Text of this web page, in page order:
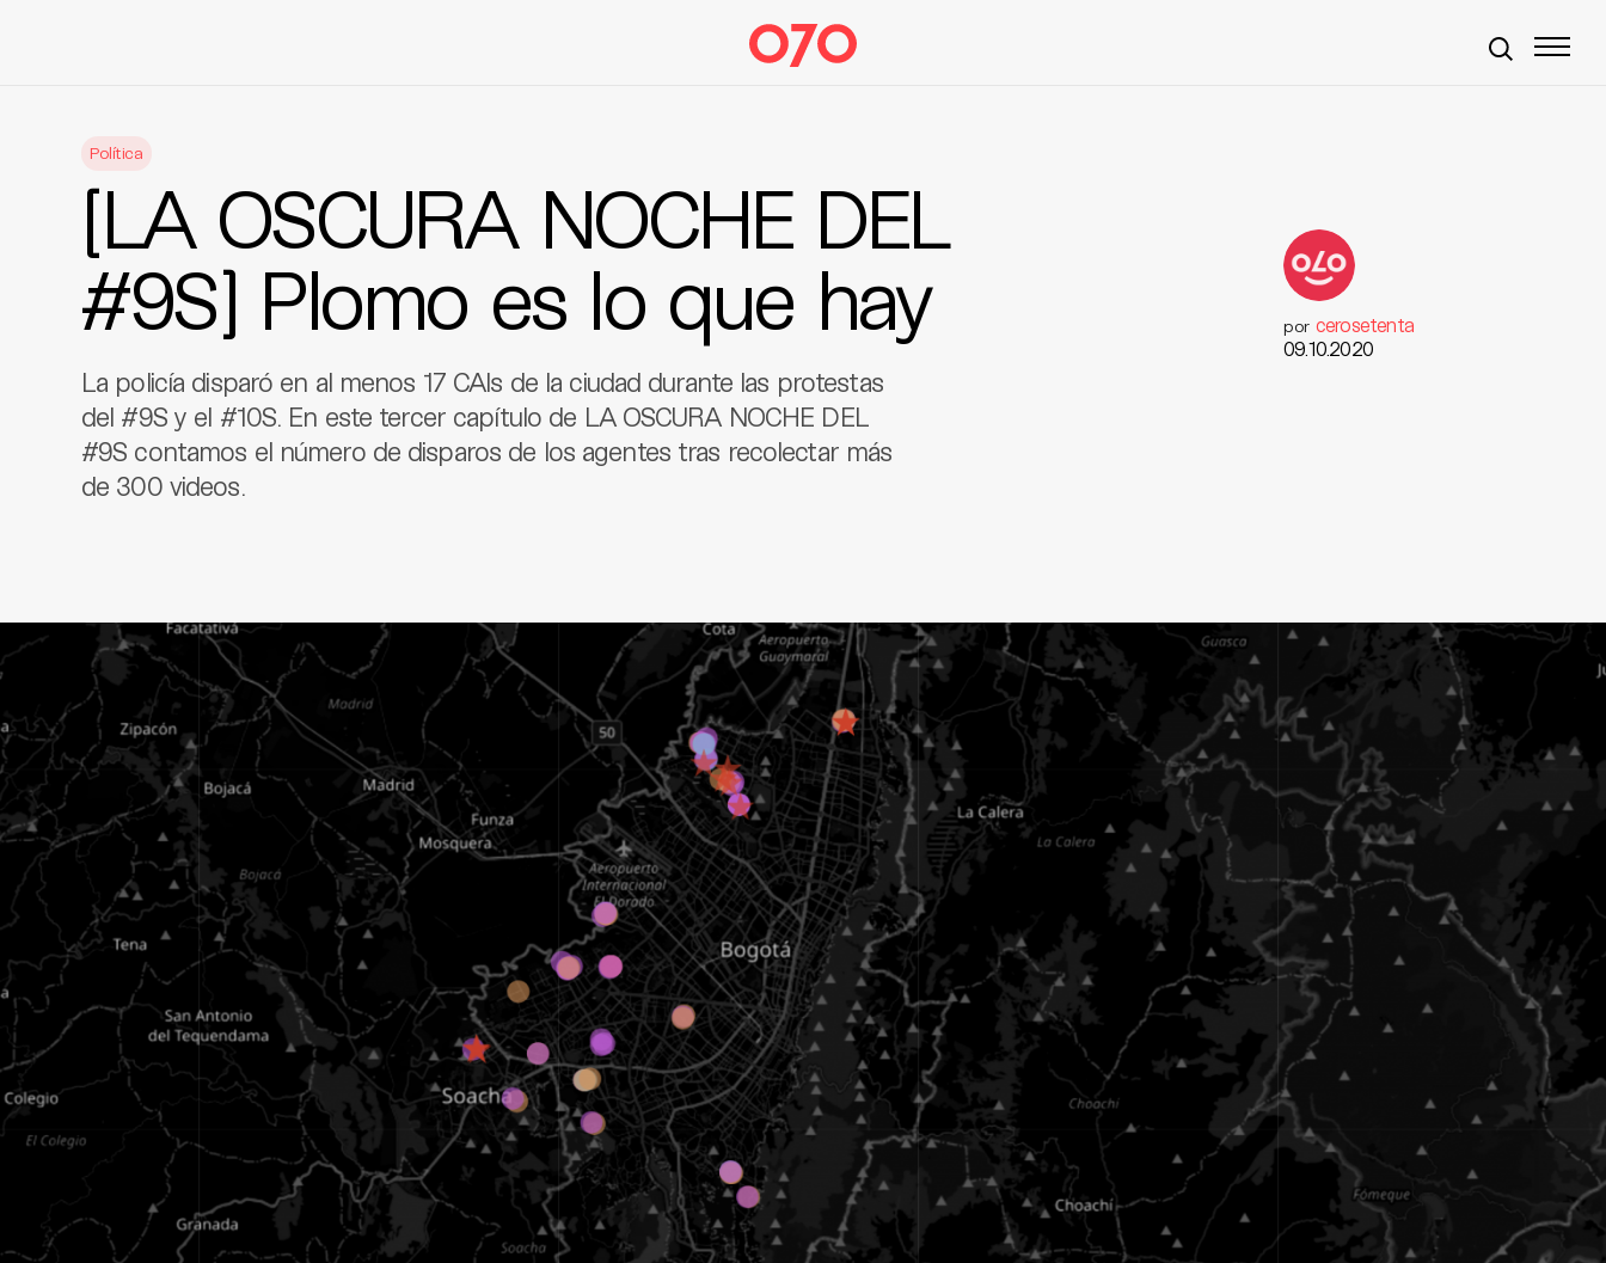
Política
[LA OSCURA NOCHE DEL
#9S] Plomo es lo que hay
La policía disparó en al menos 17 CAIs de la ciudad durante las protestas
del #9S y el #10S. En este tercer capítulo de LA OSCURA NOCHE DEL
#9S contamos el número de disparos de los agentes tras recolectar más
de 300 videos.
por cerosetenta
09.10.2020